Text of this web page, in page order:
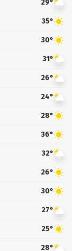
29°
35°
30°
31°
26°
24°
28°
36°
32°
26°
30°
27°
25°
28°